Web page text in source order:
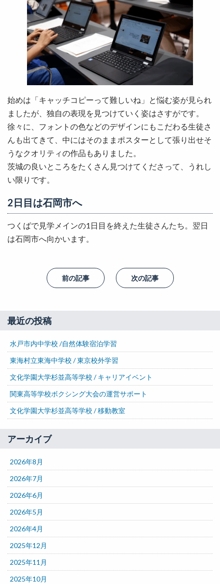
始めは「キャッチコピーって難しいね」と悩む姿が見られ
ましたが、独自の表現を見つけていく姿はさすがです。
徐々に、フォントの色などのデザインにもこだわる生徒さ
んも出てきて、中にはそのままポスターとして張り出せそ
うなクオリティの作品もありました。
茨城の良いところをたくさん見つけてくださって、うれし
い限りです。
2日目は石岡市へ
つくばで見学メインの1日目を終えた生徒さんたち。翌日
は石岡市へ向かいます。
前の記事 次の記事
最近の投稿
水戸市内中学校 /自然体験宿泊学習
東海村立東海中学校 / 東京校外学習
文化学園大学杉並高等学校 / キャリアイベント
関東高等学校ボクシング大会の運営サポート
文化学園大学杉並高等学校 / 移動教室
アーカイブ
2026年8月
2026年7月
2026年6月
2026年5月
2026年4月
2025年12月
2025年11月
2025年10月